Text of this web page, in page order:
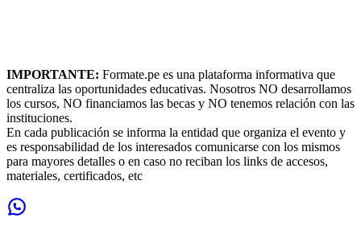
IMPORTANTE: Formate.pe es una plataforma informativa que
centraliza las oportunidades educativas. Nosotros NO desarrollamos
los cursos, NO financiamos las becas y NO tenemos relación con las
instituciones.
En cada publicación se informa la entidad que organiza el evento y
es responsabilidad de los interesados comunicarse con los mismos
para mayores detalles o en caso no reciban los links de accesos,
materiales, certificados, etc